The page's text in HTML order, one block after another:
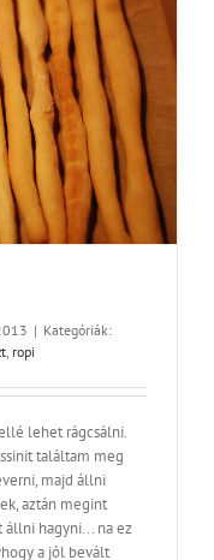
| Kategóriák:
, ropi
lehet rágcsálni.
találtam meg
majd állni
aztán megint
állni hagyni... na ez
a jól bevált